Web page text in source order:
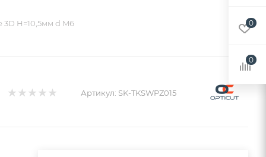
H=10,5мм d M6
Артикул: SK-TKSWPZ015
0
0